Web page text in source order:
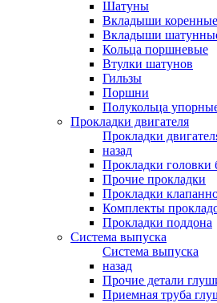
Шатуны
Вкладыши коренные
Вкладыши
Кольца поршневые
Втулки шатунов
Гильзы
Поршни
Полукольца
Прокладки двигателя
Прокладки
назад
Прокладки головки
Прочие прокладки
Прокладки
Комплекты
Прокладки поддона
Система выпуска
Система выпуска
назад
Прочие детали
Приемная труба